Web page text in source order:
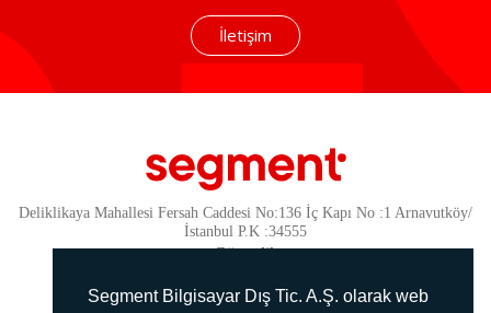
Segment Bilgisayar Dış Tic. A.Ş. olarak web
İletişim
Deliklikaya Mahallesi Fersah Caddesi No:136 İç Kapı No :1 Arnavutköy/
İstanbul P.K :34555
Güvenlik
KVKK Politikamız